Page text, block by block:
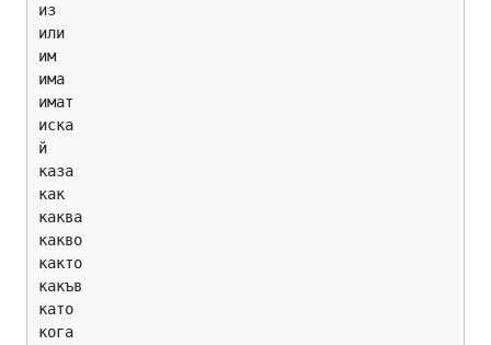
из
или
им
има
имат
иска
й
каза
как
каква
какво
както
какъв
като
кога